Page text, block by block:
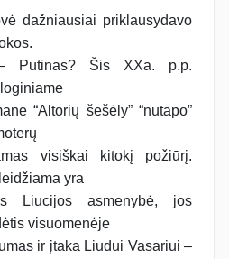
dažniausiai priklausydavo
Putinas? Šis XXa. p.p.
“Altorių šešėly” “nutapo”
visiškai kitokį požiūrį.
yra
Liucijos asmenybė, jos
visuomenėje
ir įtaka Liudui Vasariui –